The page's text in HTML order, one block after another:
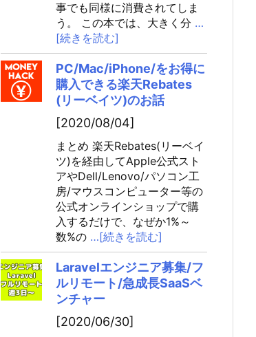
事でも同様に消費されてしま
う。 この本では、大きく分 …
[続きを読む]
PC/Mac/iPhone/をお得に
購入できる楽天Rebates
(リーベイツ)のお話
[2020/08/04]
まとめ 楽天Rebates(リーベイ
ツ)を経由してApple公式スト
アやDell/Lenovo/パソコン工
房/マウスコンピューター等の
公式オンラインショップで購
入するだけで、なぜか1%～
数%の …[続きを読む]
Laravelエンジニア募集/フ
ルリモート/急成長SaaSベ
ンチャー
[2020/06/30]